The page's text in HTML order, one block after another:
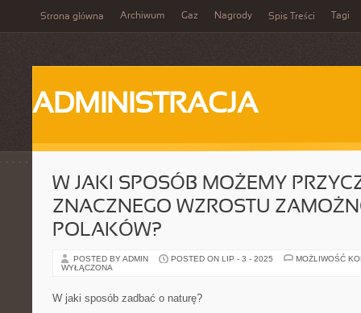
Strona główna Archiwum Gaz Nagrody Spis Treści Tagi
ADMINISTRACJA
W JAKI SPOSÓB MOŻEMY
ZNACZNEGO WZROSTU
POLAKÓW?
POSTED BY ADMIN POSTED ON LIP - 3 - 2025
MOŻLIWOŚĆ
WYŁĄCZONA
W jaki sposób zadbać o naturę?